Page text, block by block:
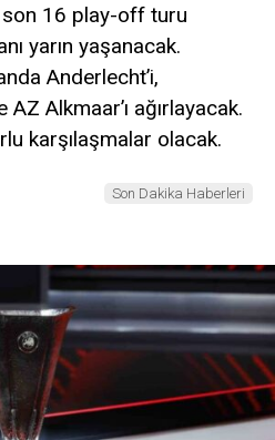
son 16 play-off turu
yarın yaşanacak.
Anderlecht’i,
Alkmaar’ı ağırlayacak.
karşılaşmalar olacak.
Son Dakika Haberleri